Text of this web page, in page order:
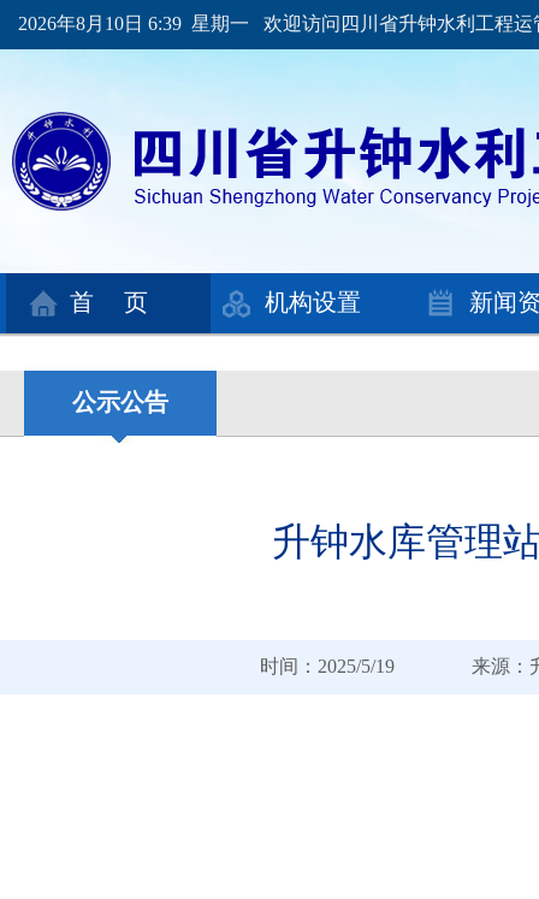
2026年8月10日 6:39 星期一 欢迎访问四川省升钟水利工程运
首 页 机构设置 新闻
公示公告
升钟水库管理
时间：2025/5/19 来源